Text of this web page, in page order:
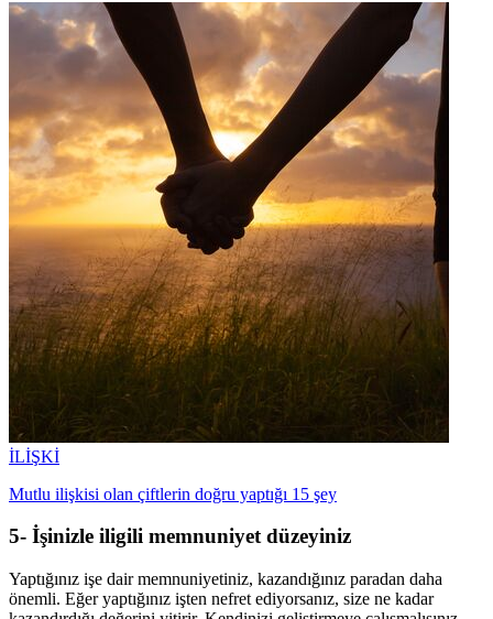
İLİŞKİ
Mutlu ilişkisi olan çiftlerin doğru yaptığı 15 şey
5- İşinizle iligili memnuniyet düzeyiniz
Yaptığınız işe dair memnuniyetiniz, kazandığınız paradan daha
önemli. Eğer yaptığınız işten nefret ediyorsanız, size ne kadar